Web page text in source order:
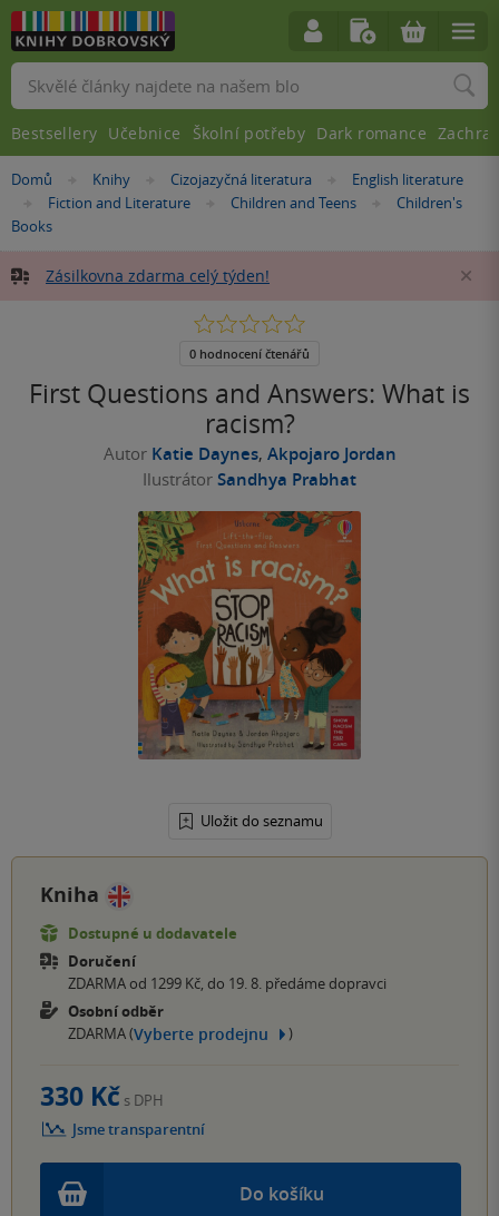
Nacházíte
zde:
Domů »Knihy »Cizojazyčná literatura »English literature
»Fiction and Literature »
Children and Teens »
Children's
Books
Zásilkovna zdarma celý týden!
First Questions and Answers: What is
racism?
Autor Katie Daynes, Akpojaro Jordan
Ilustrátor Sandhya Prabhat
Uložit do seznamu
0.0
5
0 hodnocení čtenářů
Kniha
Dostupné u dodavatele
Doručení
ZDARMA od 1299 Kč, do 19. 8. předáme dopravci
Osobní odběr
ZDARMA (Vyberte prodejnu )
Do košíku
330 Kč s DPH
Jsme transparentní
Vyhledávání
Bestsellery Učebnice Školní potřeby Dark romance